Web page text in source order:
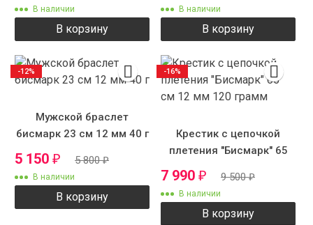
В наличии
В корзину
В наличии
В корзину
Мужской браслет
бисмарк 23 см 12 мм 40 г
5 150 ₽ 5 800₽
В наличии
В корзину
-12%
Крестик с цепочкой
плетения "Бисмарк" 65
см 12 мм 120 грамм
7 990 ₽ 9 500₽
В наличии
В корзину
-16%